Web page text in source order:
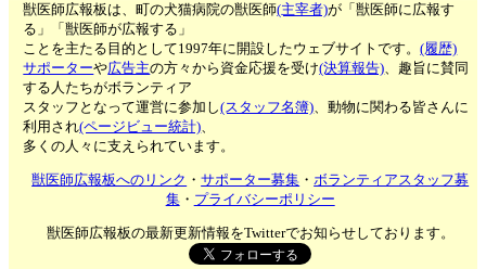
獣医師広報板は、町の犬猫病院の獣医師(主宰者)が「獣医師に広報す
る」「獣医師が広報する」
ことを主たる目的として1997年に開設したウェブサイトです。(履歴)
サポーターや広告主の方々から資金応援を受け(決算報告)、趣旨に賛同
する人たちがボランティア
スタッフとなって運営に参加し(スタッフ名簿)、動物に関わる皆さんに
利用され(ページビュー統計)、
多くの人々に支えられています。
獣医師広報板へのリンク ・サポーター募集 ・ボランティアスタッフ募
集・ プライバシーポリシー
獣医師広報板の最新更新情報をTwitterでお知らせしております。